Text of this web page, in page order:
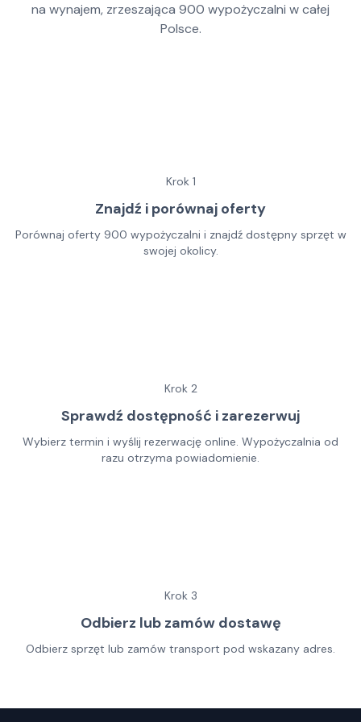
na wynajem, zrzeszająca 900 wypożyczalni w całej
Polsce.
Krok 1
Znajdź i porównaj oferty
Porównaj oferty 900 wypożyczalni i znajdź dostępny sprzęt w
swojej okolicy.
Krok 2
Sprawdź dostępność i zarezerwuj
Wybierz termin i wyślij rezerwację online. Wypożyczalnia od
razu otrzyma powiadomienie.
Krok 3
Odbierz lub zamów dostawę
Odbierz sprzęt lub zamów transport pod wskazany adres.